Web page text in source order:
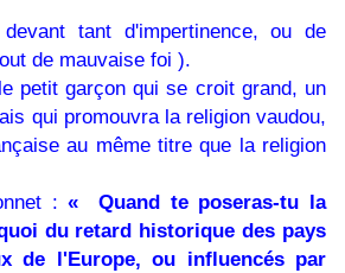
tant d'impertinence, ou de
de mauvaise foi ).
petit garçon qui se croit grand, un
qui promouvra la religion vaudou,
au même titre que la religion
:« Quand te poseras-tu la
du retard historique des pays
de l'Europe, ou influencés par